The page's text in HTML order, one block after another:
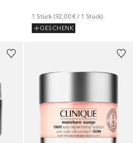
1 Stück (92,00 € / 1 Stück)
GESCHENK
Größen